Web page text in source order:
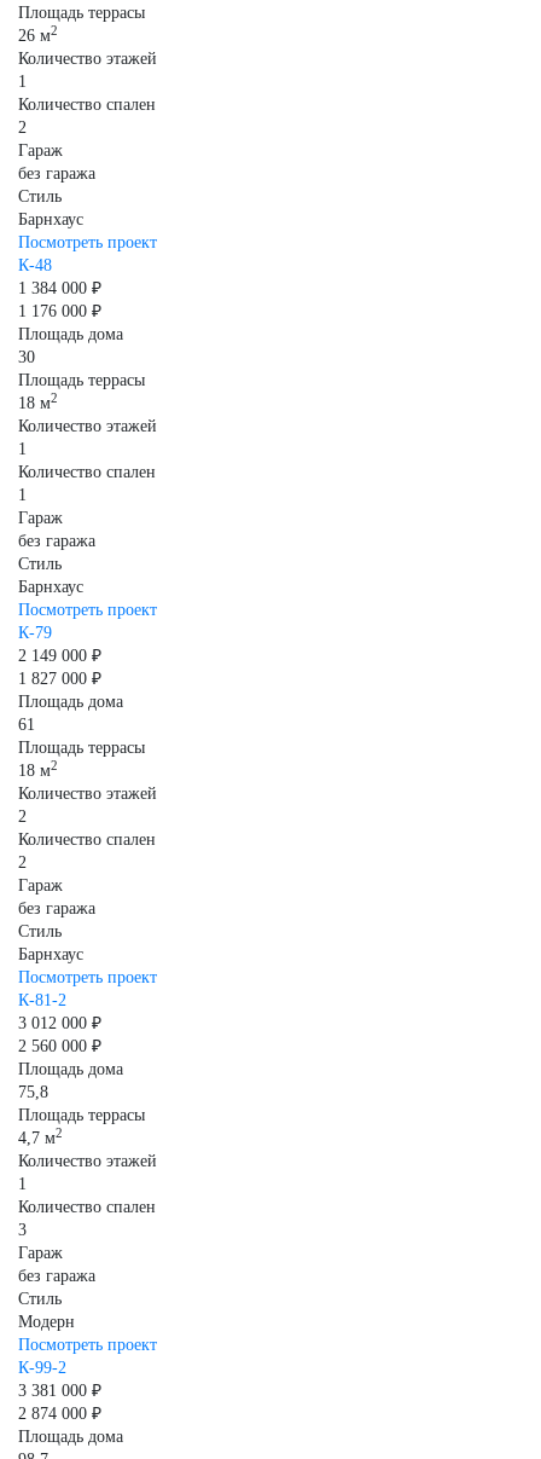
Площадь террасы
26 м2
Количество этажей
1
Количество спален
2
Гараж
без гаража
Стиль
Барнхаус
Посмотреть проект
К-48
1 384 000 ₽
1 176 000 ₽
Площадь дома
30
Площадь террасы
18 м2
Количество этажей
1
Количество спален
1
Гараж
без гаража
Стиль
Барнхаус
Посмотреть проект
К-79
2 149 000 ₽
1 827 000 ₽
Площадь дома
61
Площадь террасы
18 м2
Количество этажей
2
Количество спален
2
Гараж
без гаража
Стиль
Барнхаус
Посмотреть проект
К-81-2
3 012 000 ₽
2 560 000 ₽
Площадь дома
75,8
Площадь террасы
4,7 м2
Количество этажей
1
Количество спален
3
Гараж
без гаража
Стиль
Модерн
Посмотреть проект
К-99-2
3 381 000 ₽
2 874 000 ₽
Площадь дома